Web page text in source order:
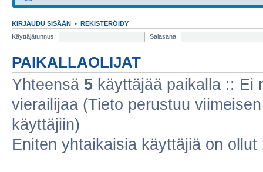
KIRJAUDU SISÄÄN • REKISTERÖIDY
Käyttäjätunnus:
Salasana:
PAIKALLAOLIJAT
Yhteensä 5 käyttäjää paikalla :: Ei
vierailijaa (Tieto perustuu
käyttäjiin)
Eniten yhtaikaisia käyttäjiä on ollut